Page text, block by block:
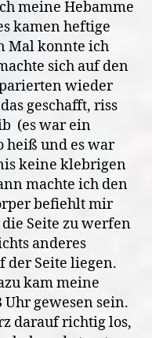
meine Hebamme
kamen heftige
Mal konnte ich
sich auf den
wieder
geschafft, riss
(es war ein
heiß und es war
keine klebrigen
machte ich den
befiehlt mir
Seite zu werfen
anderes
der Seite liegen.
kam meine
Uhr gewesen sein.
darauf richtig los,